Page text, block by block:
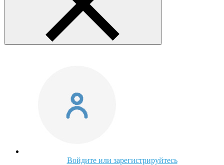
Войдите или зарегистрируйтесь